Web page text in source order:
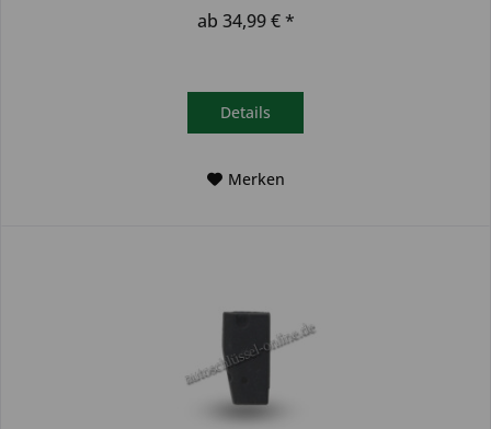
ab 34,99 € *
Details
Merken